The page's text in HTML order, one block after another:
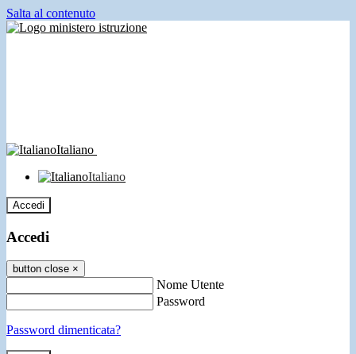
Salta al contenuto
Italiano
Italiano
Accedi
Accedi
button close ×
Nome Utente
Password
Password dimenticata?